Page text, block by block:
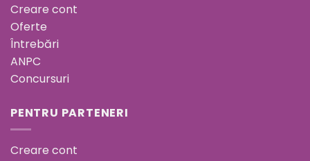
Creare cont
Oferte
Întrebări
ANPC
Concursuri
PENTRU PARTENERI
Creare cont